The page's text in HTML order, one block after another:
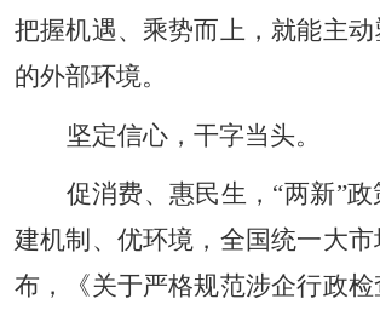
把握机遇、乘势而上，就能主动
的外部环境。
坚定信心，干字当头。
促消费、惠民生，“两新”政
建机制、优环境，全国统一大
布，《关于严格规范涉企行政检